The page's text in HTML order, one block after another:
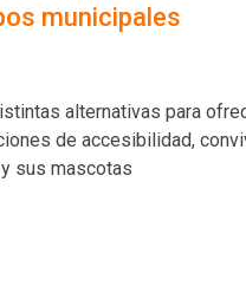
municipales
alternativas para
de accesibilidad,
sus mascotas